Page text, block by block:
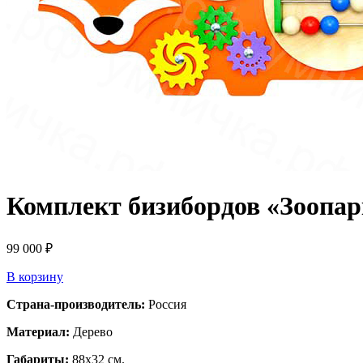
Комплект бизибордов
99 000 ₽
В корзину
Страна-производитель: Россия
Материал: Дерево
Габариты: 88х32 см.